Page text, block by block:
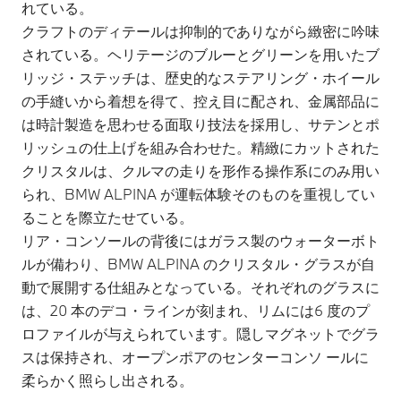
れている。
クラフトのディテールは抑制的でありながら緻密に吟味
されている。ヘリテージのブルーとグリーンを用いたブ
リッジ・ステッチは、歴史的なステアリング・ホイール
の手縫いから着想を得て、控え目に配され、金属部品に
は時計製造を思わせる面取り技法を採用し、サテンとポ
リッシュの仕上げを組み合わせた。精緻にカットされた
クリスタルは、クルマの走りを形作る操作系にのみ用い
られ、BMW ALPINA が運転体験そのものを重視してい
ることを際立たせている。
リア・コンソールの背後にはガラス製のウォーターボト
ルが備わり、BMW ALPINA のクリスタル・グラスが自
動で展開する仕組みとなっている。それぞれのグラスに
は、20 本のデコ・ラインが刻まれ、リムには6 度のプ
ロファイルが与えられています。隠しマグネットでグラ
スは保持され、オープンポアのセンターコンソ ールに
柔らかく照らし出される。